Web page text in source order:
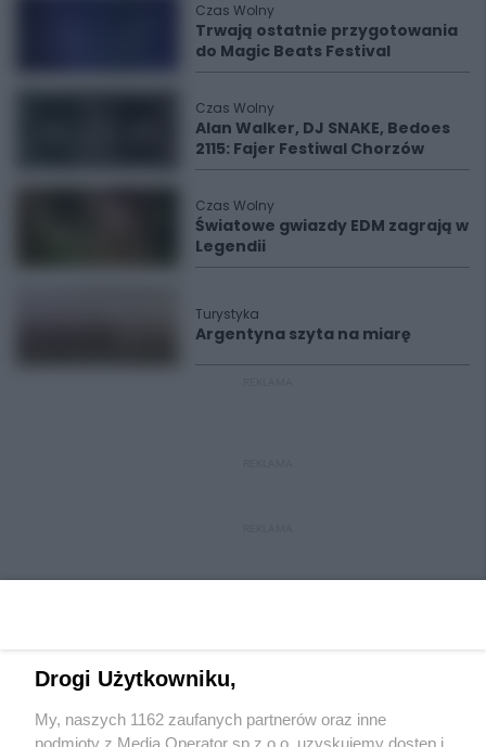
Czas Wolny
Trwają ostatnie przygotowania
do Magic Beats Festival
Czas Wolny
Alan Walker, DJ SNAKE, Bedoes
2115: Fajer Festiwal Chorzów
Czas Wolny
Światowe gwiazdy EDM zagrają w
Legendii
Turystyka
Argentyna szyta na miarę
Wydawca mediówlokalnych
Drogi Użytkowniku,
My, naszych 1162 zaufanych partnerów oraz inne
podmioty z Media Operator sp z.o.o. uzyskujemy dostęp i